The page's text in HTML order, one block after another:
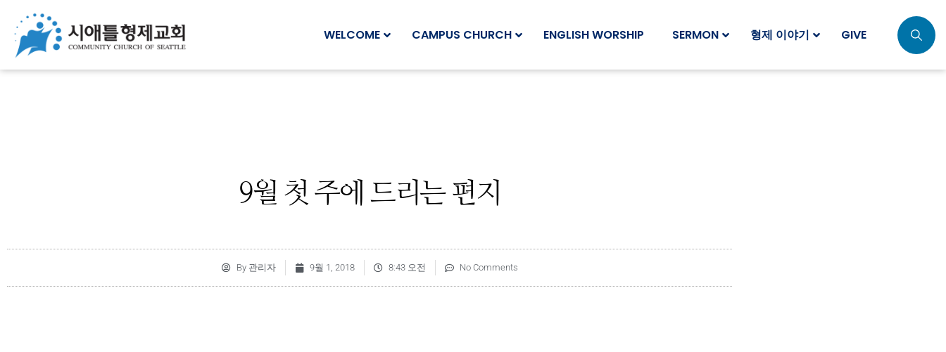
WELCOME CAMPUS CHURCH ENGLISH WORSHIP SERMON 형제 이야기 GIVE
9월 첫 주에 드리는 편지
By관리자 9월 1, 2018 8:43 오전 No Comments